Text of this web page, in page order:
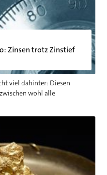
Zinsen trotz Zinstief
viel dahinter: Diesen
wohl alle